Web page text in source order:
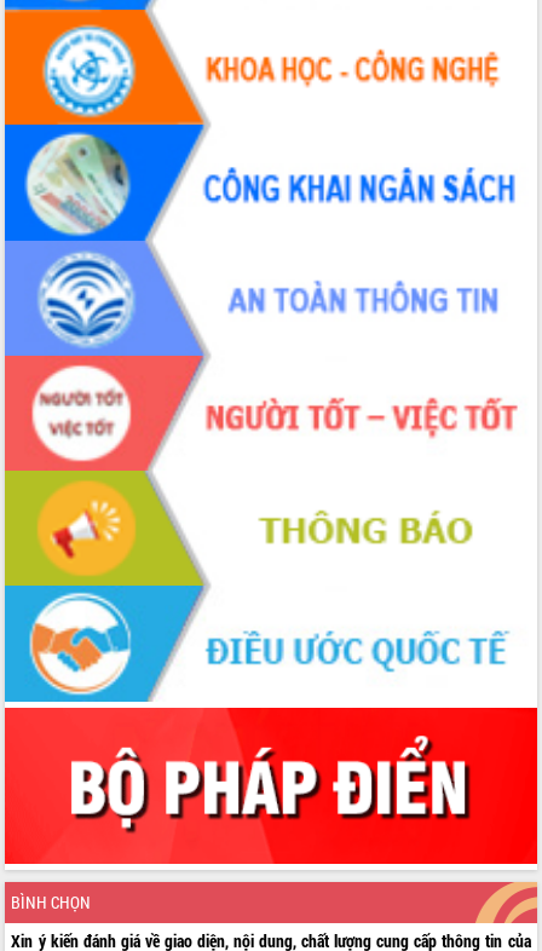
BÌNH CHỌN
Xin ý kiến đánh giá về giao diện, nội dung, chất lượng cung cấp thông tin của